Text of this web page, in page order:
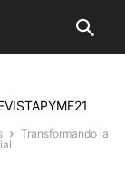
Transformando la